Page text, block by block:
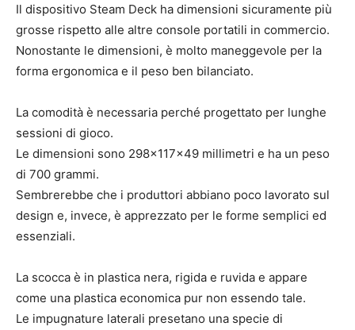
Il dispositivo Steam Deck ha dimensioni sicuramente più
grosse rispetto alle altre console portatili in commercio.
Nonostante le dimensioni, è molto maneggevole per la
forma ergonomica e il peso ben bilanciato.
La comodità è necessaria perché progettato per lunghe
sessioni di gioco.
Le dimensioni sono 298x117x49 millimetri e ha un peso
di 700 grammi.
Sembrerebbe che i produttori abbiano poco lavorato sul
design e, invece, è apprezzato per le forme semplici ed
essenziali.
La scocca è in plastica nera, rigida e ruvida e appare
come una plastica economica pur non essendo tale.
Le impugnature laterali presetano una specie di